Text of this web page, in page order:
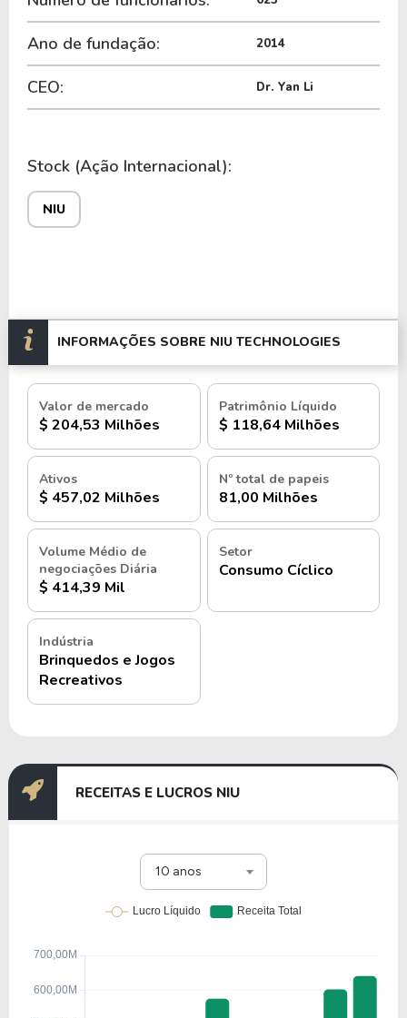
Ano de fundação: 2014
CEO: Dr. Yan Li
Stock (Ação Internacional):
NIU
INFORMAÇÕES SOBRE NIU TECHNOLOGIES
Valor de mercado
$ 204,53 Milhões
Patrimônio Líquido
$ 118,64 Milhões
Ativos
$ 457,02 Milhões
Nº total de papeis
81,00 Milhões
Volume Médio de
negociações Diária
$ 414,39 Mil
Setor
Consumo Cíclico
Indústria
Brinquedos e Jogos
Recreativos
RECEITAS E LUCROS NIU
10 anos